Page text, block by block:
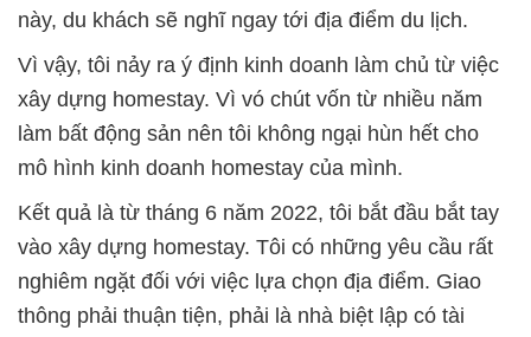
này, du khách sẽ nghĩ ngay tới địa điểm du lịch.
Vì vậy, tôi nảy ra ý định kinh doanh làm chủ từ việc
xây dựng homestay. Vì vó chút vốn từ nhiều năm
làm bất động sản nên tôi không ngại hùn hết cho
mô hình kinh doanh homestay của mình.
Kết quả là từ tháng 6 năm 2022, tôi bắt đầu bắt tay
vào xây dựng homestay. Tôi có những yêu cầu rất
nghiêm ngặt đối với việc lựa chọn địa điểm. Giao
thông phải thuận tiện, phải là nhà biệt lập có tài